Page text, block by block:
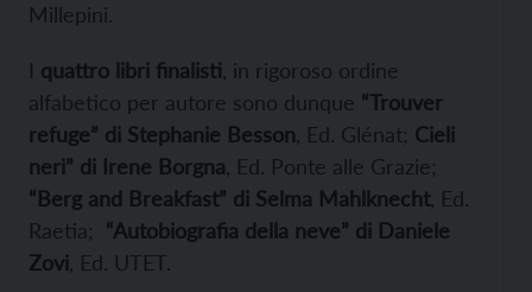
Millepini.
I quattro libri finalisti , in rigoroso ordine
alfabetico per autore sono dunque “Trouver
refuge” di Stephanie Besson , Ed. Glénat; Cieli
neri” di Irene Borgna , Ed. Ponte alle Grazie;
“Berg and Breakfast” di Selma Mahlknecht, Ed.
Raetia; “Autobiografia della neve” di Daniele
Zovi , Ed. UTET.